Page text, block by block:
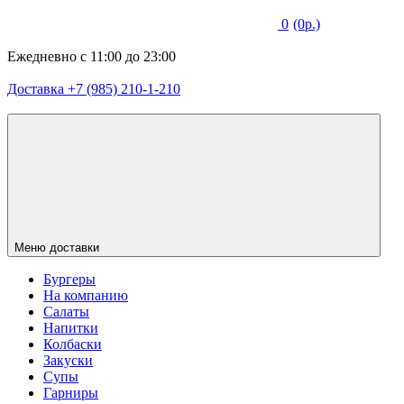
0 (0р.)
Ежедневно с 11:00 до 23:00
Доставка +7 (985) 210-1-210
Меню доставки
Бургеры
На компанию
Салаты
Напитки
Колбаски
Закуски
Супы
Гарниры